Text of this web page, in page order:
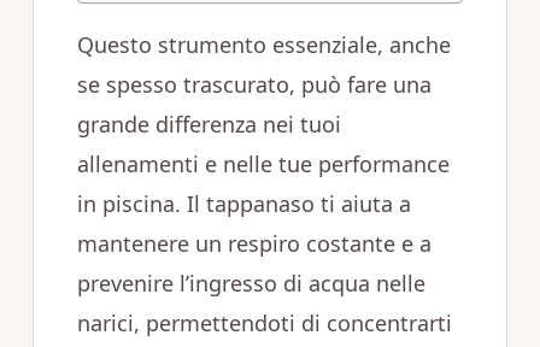
Questo strumento essenziale, anche
se spesso trascurato, può fare una
grande differenza nei tuoi
allenamenti e nelle tue performance
in piscina. Il tappanaso ti aiuta a
mantenere un respiro costante e a
prevenire l’ingresso di acqua nelle
narici, permettendoti di concentrarti